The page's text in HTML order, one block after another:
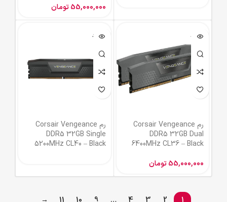
55,000,000 تومان
ناموجود
رم Corsair Vengeance
DDR5 32GB Dual
6400MHz CL36 – Black
55,000,000تومان
ناموجود
رم Corsair Vengeance
DDR5 32GB Single
5200MHz CL40 – Black